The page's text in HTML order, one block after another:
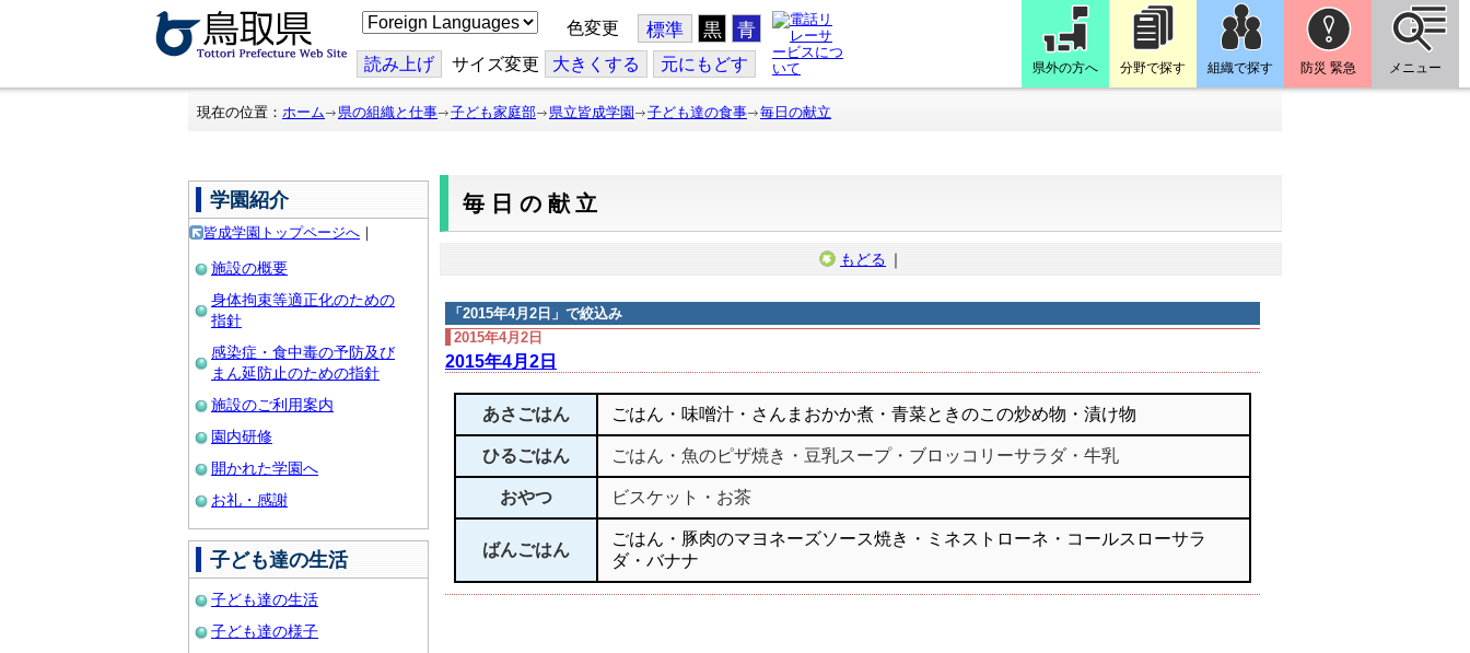
こ
の
ジ
を
翻
色変更 標準 黒 青
読み上げ サイズ変更 大きくする 元にもどす 県外の方へ 分野で探す 組織で探す 防災 緊急 メニュー
現在の位置： ホーム 県の組織と仕事 子ども家庭部 県立皆成学園 子ども達の食事 毎日の献立
学園紹介
皆成学園トップページへ ｜
施設の概要
身体拘束等適正化のための
指針
感染症・食中毒の予防及び
まん延防止のための指針
施設のご利用案内
園内研修
開かれた学園へ
お礼・感謝
子ども達の生活
子ども達の生活
子ども達の様子
毎日の献立
もどる ｜
「 2015年4月2日 」で絞込み
2015年4月2日
2015年4月2日
あさごはん ごはん・味噌汁・さんまおかか煮・青菜ときのこの炒め物・漬け物
ひるごはん ごはん・魚のピザ焼き・豆乳スープ・ブロッコリーサラダ・牛乳
おやつ ビスケット・お茶
ばんごはん
ごはん・豚肉のマヨネーズソース焼き・ミネストローネ・コールスローサラ
ダ・バナナ